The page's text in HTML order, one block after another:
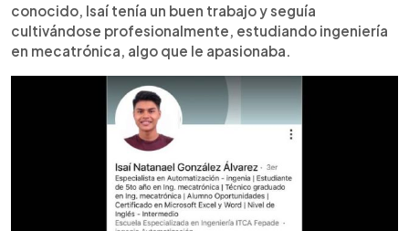
conocido, Isaí tenía un buen trabajo y seguía
cultivándose profesionalmente, estudiando ingeniería
en mecatrónica, algo que le apasionaba.